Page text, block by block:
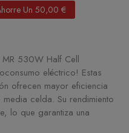
Un 50,00 €
MR 530W Half Cell
eléctrico! Estas
ofrecen mayor eficiencia
celda. Su rendimiento
lo que garantiza una